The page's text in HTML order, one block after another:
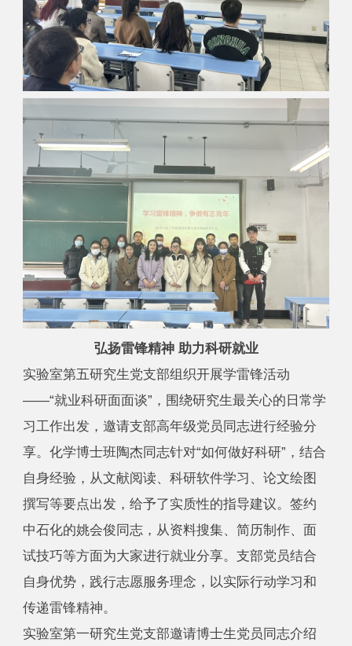
弘扬雷锋精神 助力科研就业
实验室第五研究生党支部组织开展学雷锋活动
——“就业科研面面谈”，围绕研究生最关心的日常学
习工作出发，邀请支部高年级党员同志进行经验分
享。化学博士班陶杰同志针对“如何做好科研”，结合
自身经验，从文献阅读、科研软件学习、论文绘图
撰写等要点出发，给予了实质性的指导建议。签约
中石化的姚会俊同志，从资料搜集、简历制作、面
试技巧等方面为大家进行就业分享。支部党员结合
自身优势，践行志愿服务理念，以实际行动学习和
传递雷锋精神。
实验室第一研究生党支部邀请博士生党员同志介绍